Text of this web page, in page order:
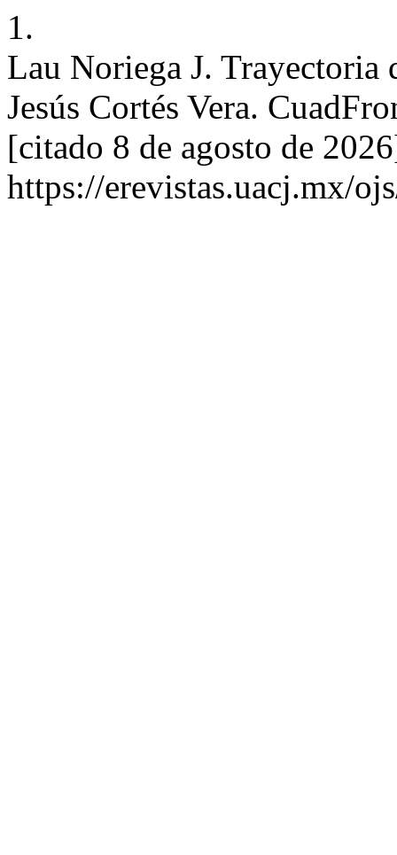
1.
Lau Noriega J. Trayectoria
Jesús Cortés Vera.
[citado 8 de agosto de
https://erevistas.uacj.mx/